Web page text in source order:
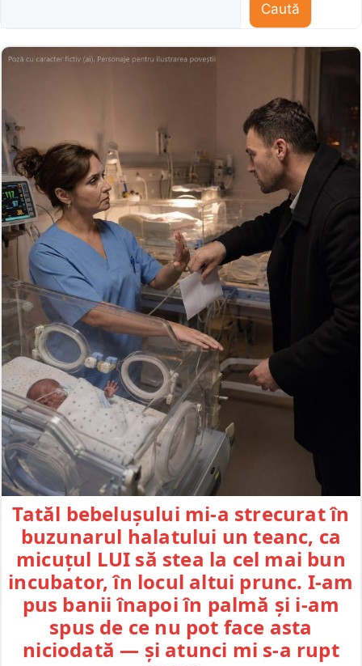
Caută
Tatăl bebelușului mi-a strecurat în
buzunarul halatului un teanc, ca
micuțul LUI să stea la cel mai bun
incubator, în locul altui prunc. I-am
pus banii înapoi în palmă și i-am
spus de ce nu pot face asta
niciodată — și atunci mi s-a rupt